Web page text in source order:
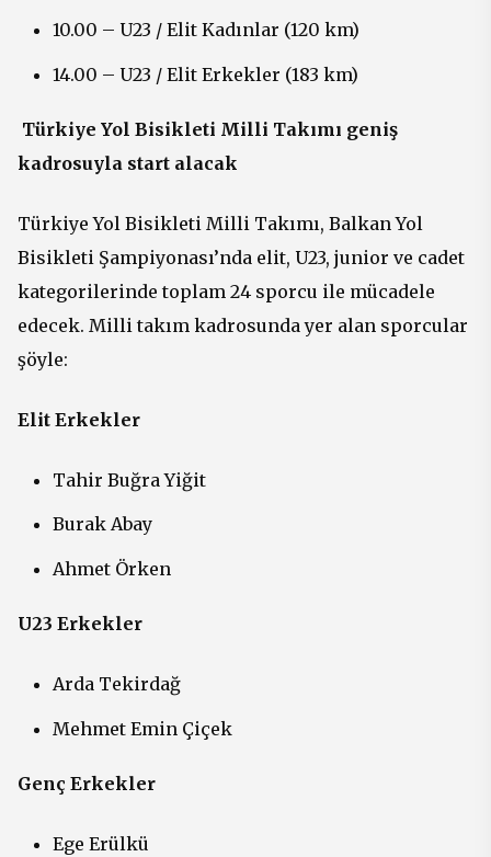
10.00 – U23 / Elit Kadınlar (120 km)
14.00 – U23 / Elit Erkekler (183 km)
Türkiye Yol Bisikleti Milli Takımı geniş
kadrosuyla start alacak
Türkiye Yol Bisikleti Milli Takımı, Balkan Yol
Bisikleti Şampiyonası’nda elit, U23, junior ve cadet
kategorilerinde toplam 24 sporcu ile mücadele
edecek. Milli takım kadrosunda yer alan sporcular
şöyle:
Elit Erkekler
Tahir Buğra Yiğit
Burak Abay
Ahmet Örken
U23 Erkekler
Arda Tekirdağ
Mehmet Emin Çiçek
Genç Erkekler
Ege Erülkü